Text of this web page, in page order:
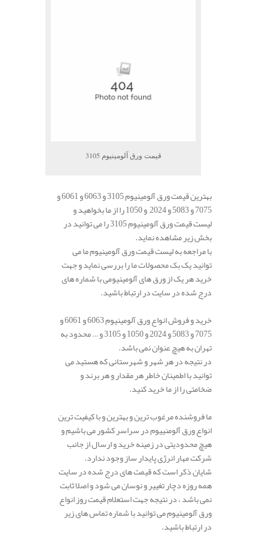
قیمت ورق آلومینیوم 3105
بهترین قیمت ورق آلومینیوم 3105 و 6063 و 6061 و
7075 و 5083 و 2024 و 1050 را از ما بخواهید و
لیست قیمت ورق آلومینیوم 3105 را می توانید در
بخش زیر مشاهده نماید.
با مراجعه به لیست قیمت ورق آلومینیوم ما می
توانید یک بک محصولات ما را بررسی نماید و جهت
خرید هر یک از ورق های آلومینیومی با شماره های
درج شده در سایت در ارتباط باشید.
خرید و فروش انواع ورق آلومینیوم 6063 و 6061 و
7075 و 5083 و 2024 و 1050 و 3105 و … محدود به
تهران به هیچ عنوان نمی باشد.
در نتیجه در هر شهر و شهرستانی که هستید می
توانید با اطمینان خاطر هر مقدار و هر برند و
ضخامتی را از ما خرید کنید.
ما فروشنده مرغوب ترین و بهترین و با کیفیت ترین
انواع ورق آلومنییوم در سراسر کشور می باشیم و
هیچ محدودیتی در زمینه خرید و ارسال از جانب
شرکت مهار انرژی پایدار ساز وجود ندارد.
شایان ذکر است که قیمت های درج شده در سایت
همه روزه دچار تغییر و نوسان می شود و اصلا ثابت
نمی باشد ، در نتیجه جهت استعلام قیمت روز انواع
ورق آلومینیوم می توانید با شماره تماس های زیر
در ارتباط باشید.